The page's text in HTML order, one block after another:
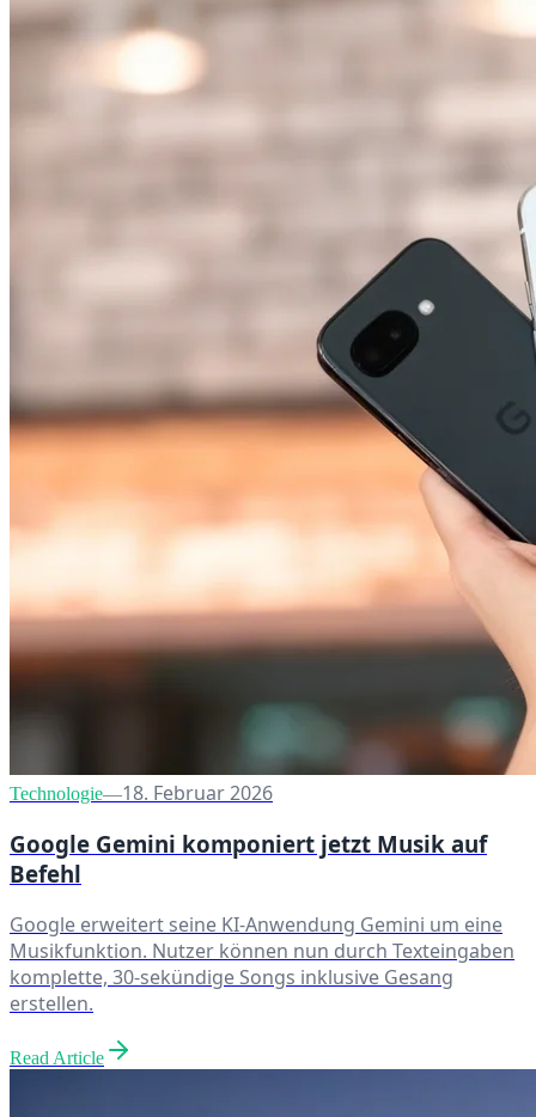
Technologie—18. Februar 2026
Google Gemini komponiert jetzt Musik auf
Befehl
Google erweitert seine KI-Anwendung Gemini um eine
Musikfunktion. Nutzer können nun durch Texteingaben
komplette, 30-sekündige Songs inklusive Gesang
erstellen.
Read Article